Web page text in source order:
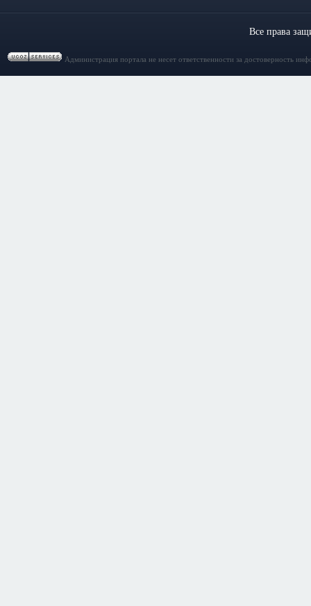
Все права
Администрация портала не несет ответственности за достоверность